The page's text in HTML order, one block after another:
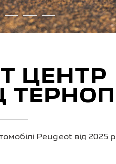
ЦЕНТР
Peugeot від 2025